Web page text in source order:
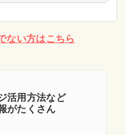
ない方はこちら
活用方法など
がたくさん